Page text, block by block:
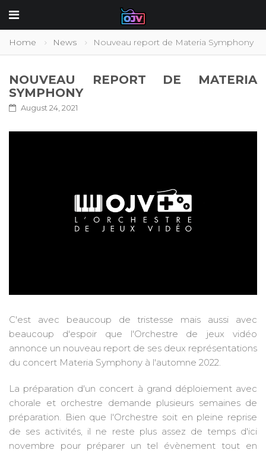
Home News Nouveau report de Materia Symphony
NOUVEAU REPORT DE MATERIA
SYMPHONY
August 24, 2021
C'est avec beaucoup de tristesse mais aussi avec
beaucoup d'espoir que l'Orchestre de jeux vidéo
annonce un nouveau report de ses deux représentations
du concert Materia Symphony à l'automne 2022.
La préparation d'un concert à grand déploiement avec
chorale et orchestre demande plusieurs semaines de
préparation. Bien que l'Orchestre soit en pleine reprise
de ses activités, il ne reste plus assez de temps d'ici
novembre pour préparer un tel évènement tout en